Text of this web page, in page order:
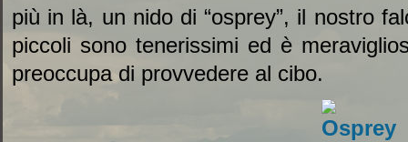
più in là, un nido di “osprey”, il nostro
piccoli sono tenerissimi ed è
preoccupa di provvedere al cibo.